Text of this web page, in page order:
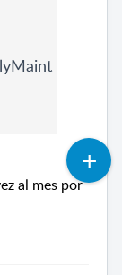
al mes por